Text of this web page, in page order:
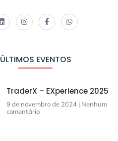
ÚLTIMOS EVENTOS
TraderX – EXperience 2025
9 de novembro de 2024 Nenhum
comentário